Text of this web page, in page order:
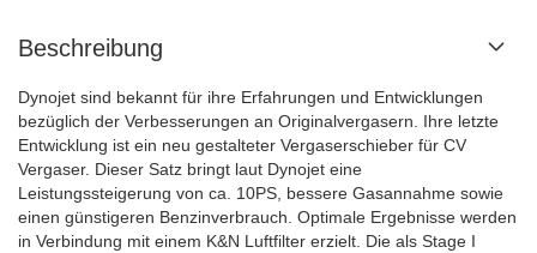
Beschreibung
Dynojet sind bekannt für ihre Erfahrungen und Entwicklungen
bezüglich der Verbesserungen an Originalvergasern. Ihre letzte
Entwicklung ist ein neu gestalteter Vergaserschieber für CV
Vergaser. Dieser Satz bringt laut Dynojet eine
Leistungssteigerung von ca. 10PS, bessere Gasannahme sowie
einen günstigeren Benzinverbrauch. Optimale Ergebnisse werden
in Verbindung mit einem K&N Luftfilter erzielt. Die als Stage I